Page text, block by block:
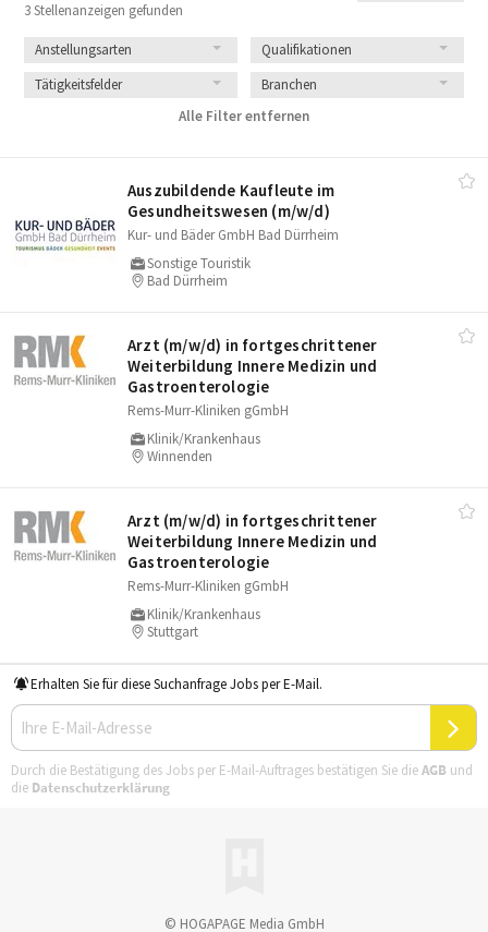
3 Stellenanzeigen gefunden
Anstellungsarten
Qualifikationen
Tätigkeitsfelder
Branchen
Alle Filter entfernen
Auszubildende Kaufleute im
Gesundheitswesen (m/​w/​d)
Kur- und Bäder GmbH Bad Dürrheim
Sonstige Touristik
Bad Dürrheim
Arzt (m/​w/​d) in fortgeschrittener
Weiterbildung Innere Medizin und
Gastroenterologie
Rems-Murr-Kliniken gGmbH
Klinik/Krankenhaus
Winnenden
Arzt (m/​w/​d) in fortgeschrittener
Weiterbildung Innere Medizin und
Gastroenterologie
Rems-Murr-Kliniken gGmbH
Klinik/Krankenhaus
Stuttgart
Erhalten Sie für diese Suchanfrage Jobs per E-Mail.
Durch die Bestätigung des Jobs per E-Mail-Auftrages bestätigen Sie dieAGB und
die Datenschutzerklärung
© HOGAPAGE Media GmbH